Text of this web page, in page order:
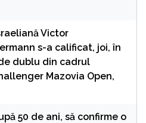
Victor
s-a calificat, joi, în
dublu din cadrul
Mazovia Open,
50 de ani, să confirme o